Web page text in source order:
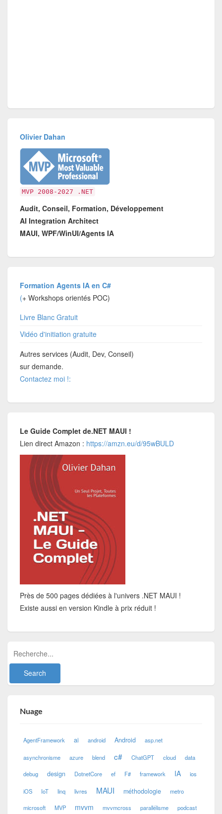
Olivier Dahan
MVP 2008-2027 .NET
Audit, Conseil, Formation, Développement
AI Integration Architect
MAUI, WPF/WinUI/Agents IA
Formation Agents IA en C#
(+ Workshops orientés POC)
Livre Blanc Gratuit
Vidéo d'initiation gratuite
Autres services (Audit, Dev, Conseil)
sur demande.
Contactez moi !:
Le Guide Complet de.NET MAUI !
Lien direct Amazon : https://amzn.eu/d/95wBULD
Près de 500 pages dédiées à l'univers .NET MAUI !
Existe aussi en version Kindle à prix réduit !
Nuage
AgentFramework ai android Android asp.net
asynchronisme azure blend c# ChatGPT cloud data
debug design DotnetCore ef F# framework IA ios
iOS IoT linq livres MAUI méthodologie metro
microsoft MVP mvvm mvvmcross parallélisme podcast